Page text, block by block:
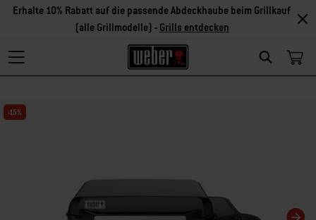
Search
Erhalte 10% Rabatt auf die passende Abdeckhaube beim Grillkauf
(alle Grillmodelle) - Grills entdecken
-15%
Changing this current slide of this carousel will change the current slide of